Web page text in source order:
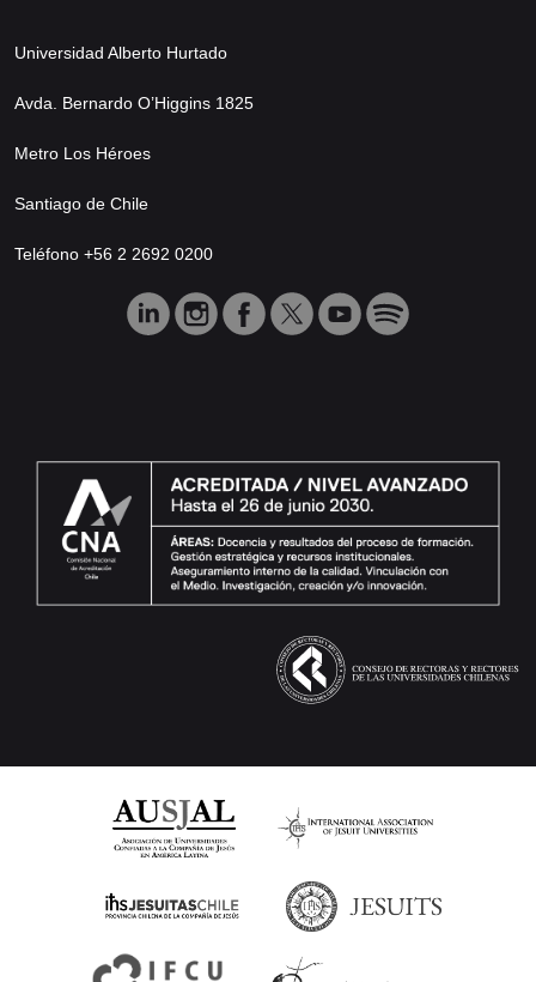
Universidad Alberto Hurtado
Avda. Bernardo O’Higgins 1825
Metro Los Héroes
Santiago de Chile
Teléfono +56 2 2692 0200